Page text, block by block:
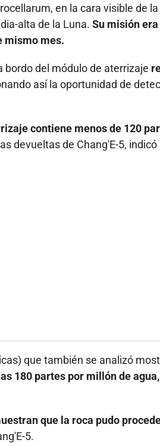
en la cara visible de la
alta de la Luna. Su misión era
mismo mes.
del módulo de aterrizaje
así la oportunidad de
contiene menos de 120
devueltas de Chang'E-5, indicó
que también se analizó
180 partes por millón de
que la roca pudo
5.